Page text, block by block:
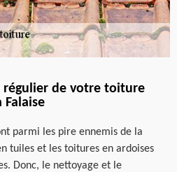
régulier de votre toiture
parmi les pire ennemis de la
tuiles et les toitures en ardoises
Donc, le nettoyage et le